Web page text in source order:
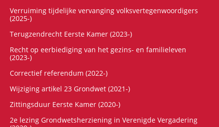
Verruiming tijdelijke vervanging volksvertegenwoordigers
(2025-)
Terugzendrecht Eerste Kamer (2023-)
Recht op eerbiediging van het gezins- en familieleven
(2023-)
Correctief referendum (2022-)
Wijziging artikel 23 Grondwet (2021-)
Zittingsduur Eerste Kamer (2020-)
2e lezing Grondwetsherziening in Verenigde Vergadering